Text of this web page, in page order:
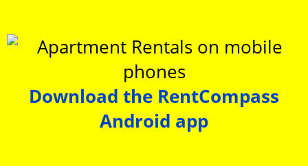
Download the RentCompass
Android app